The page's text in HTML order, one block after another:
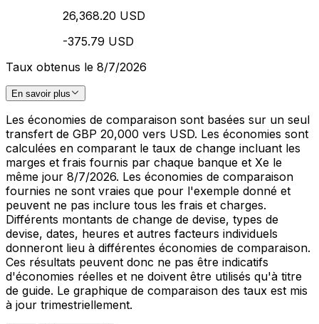
26,368.20 USD
-375.79 USD
Taux obtenus le 8/7/2026
En savoir plus
Les économies de comparaison sont basées sur un seul
transfert de GBP 20,000 vers USD. Les économies sont
calculées en comparant le taux de change incluant les
marges et frais fournis par chaque banque et Xe le
même jour 8/7/2026. Les économies de comparaison
fournies ne sont vraies que pour l'exemple donné et
peuvent ne pas inclure tous les frais et charges.
Différents montants de change de devise, types de
devise, dates, heures et autres facteurs individuels
donneront lieu à différentes économies de comparaison.
Ces résultats peuvent donc ne pas être indicatifs
d'économies réelles et ne doivent être utilisés qu'à titre
de guide. Le graphique de comparaison des taux est mis
à jour trimestriellement.